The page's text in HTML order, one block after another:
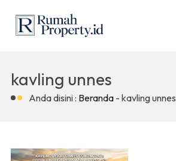
kavling unnes
Anda disini : Beranda - kavling unnes